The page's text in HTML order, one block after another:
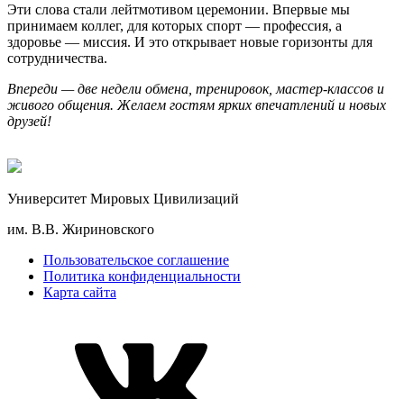
Эти слова стали лейтмотивом церемонии. Впервые мы
принимаем коллег, для которых спорт — профессия, а
здоровье — миссия. И это открывает новые горизонты для
сотрудничества.
Впереди — две недели обмена, тренировок, мастер-классов и
живого общения. Желаем гостям ярких впечатлений и новых
друзей!
Университет Мировых Цивилизаций
им. В.В. Жириновского
Пользовательское соглашение
Политика конфиденциальности
Карта сайта